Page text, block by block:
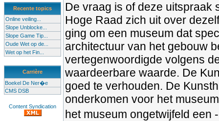
Recente topics
Online veiling...
Slope Unblocke...
Slope Game Tip...
Oude Wet op de...
Wet op het Fin...
Carrière
Boekel De Ner�e
CMS DSB
Content Syndication
De vraag is of deze uitspraak
Hoge Raad zich uit over
ging om een museum dat
architectuur van het gebouw
vertegenwoordigde volgens
waardeerbare waarde. De
goed te verhouden. De
onderkomen voor het
het museum ongetwijfeld